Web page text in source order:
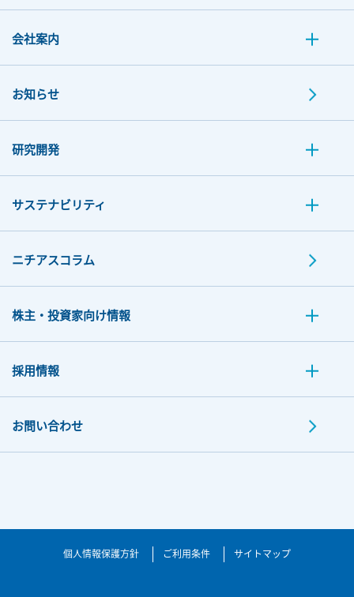
会社案内
お知らせ
研究開発
サステナビリティ
ニチアスコラム
株主・投資家向け情報
採用情報
お問い合わせ
個人情報保護方針 ご利用条件 サイトマップ